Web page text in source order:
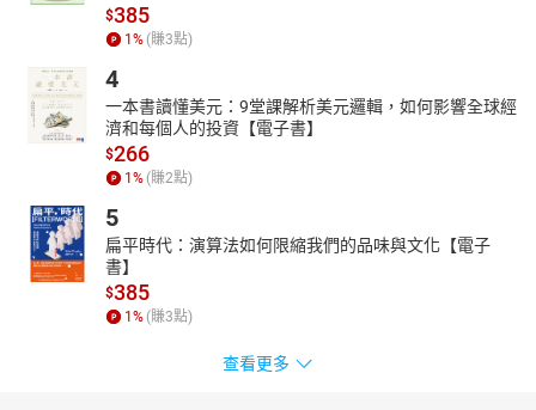
$385
1% (賺3點)
4
一本書讀懂美元：9堂課解析美元邏輯，如何影響全球經
濟和每個人的投資【電子書】
$266
1% (賺2點)
5
扁平時代：演算法如何限縮我們的品味與文化【電子
書】
$385
1% (賺3點)
查看更多